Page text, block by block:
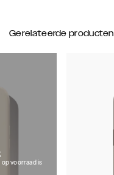
Gerelateerde producten
voorraad is